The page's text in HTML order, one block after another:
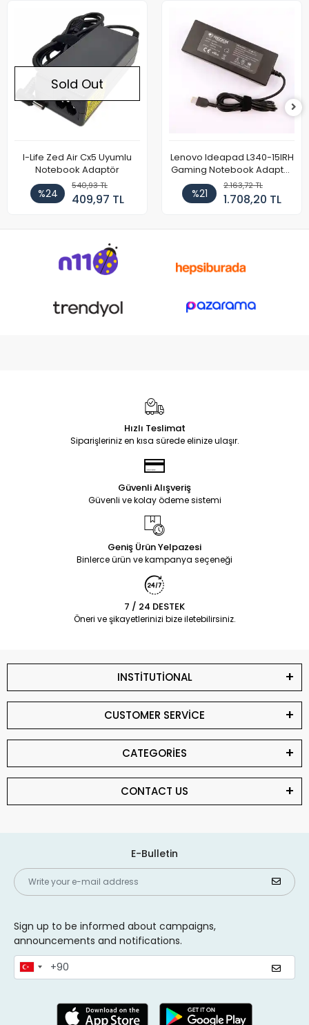
Sold Out
I-Life Zed Air Cx5 Uyumlu
Notebook Adaptör
%24
540,93 TL
409,97 TL
Lenovo Ideapad L340-15IRH
Gaming Notebook Adaptör
Cihazı Şarj Aleti (150W)
%21
2.163,72 TL
1.708,20 TL
Hızlı Teslimat
Siparişleriniz en kısa sürede elinize ulaşır.
Güvenli Alışveriş
Güvenli ve kolay ödeme sistemi
Geniş Ürün Yelpazesi
Binlerce ürün ve kampanya seçeneği
7 / 24 DESTEK
Öneri ve şikayetlerinizi bize iletebilirsiniz.
INSTİTUTİONAL
CUSTOMER SERVİCE
CATEGORİES
CONTACT US
E-Bulletin
Sign up to be informed about campaigns,
announcements and notifications.